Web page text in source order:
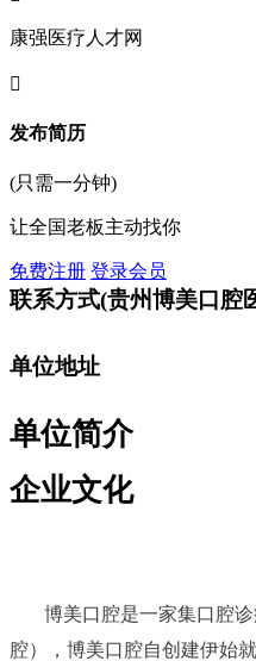
康强医疗人才网

发布简历
(只需一分钟)
让全国老板主动找你
免费注册 登录会员
联系方式(贵州博美口腔
单位地址
单位简介
企业文化
博美口腔是一家集口腔
腔），博美口腔自创建伊始